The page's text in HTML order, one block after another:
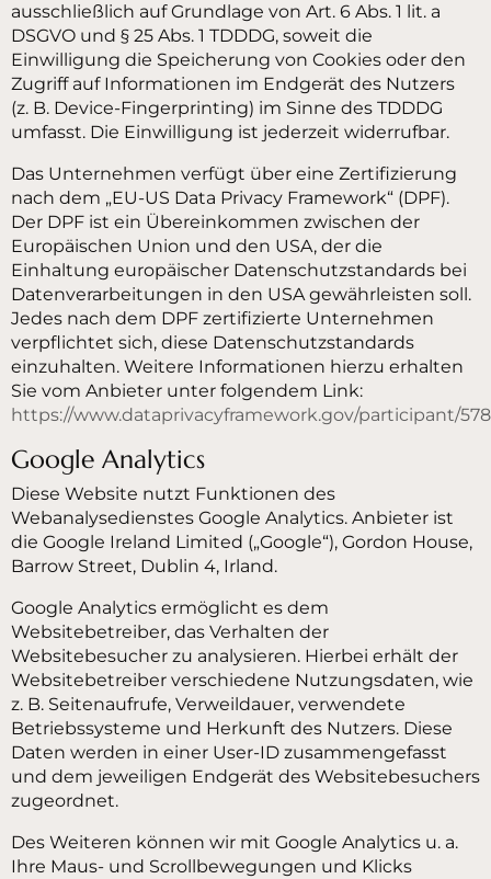
ausschließlich auf Grundlage von Art. 6 Abs. 1 lit. a
DSGVO und § 25 Abs. 1 TDDDG, soweit die
Einwilligung die Speicherung von Cookies oder den
Zugriff auf Informationen im Endgerät des Nutzers
(z. B. Device-Fingerprinting) im Sinne des TDDDG
umfasst. Die Einwilligung ist jederzeit widerrufbar.
Das Unternehmen verfügt über eine Zertifizierung
nach dem „EU-US Data Privacy Framework“ (DPF).
Der DPF ist ein Übereinkommen zwischen der
Europäischen Union und den USA, der die
Einhaltung europäischer Datenschutzstandards bei
Datenverarbeitungen in den USA gewährleisten soll.
Jedes nach dem DPF zertifizierte Unternehmen
verpflichtet sich, diese Datenschutzstandards
einzuhalten. Weitere Informationen hierzu erhalten
Sie vom Anbieter unter folgendem Link:
https://www.dataprivacyframework.gov/participant/
Google Analytics
Diese Website nutzt Funktionen des
Webanalysedienstes Google Analytics. Anbieter ist
die Google Ireland Limited („Google“), Gordon House,
Barrow Street, Dublin 4, Irland.
Google Analytics ermöglicht es dem
Websitebetreiber, das Verhalten der
Websitebesucher zu analysieren. Hierbei erhält der
Websitebetreiber verschiedene Nutzungsdaten, wie
z. B. Seitenaufrufe, Verweildauer, verwendete
Betriebssysteme und Herkunft des Nutzers. Diese
Daten werden in einer User-ID zusammengefasst
und dem jeweiligen Endgerät des Websitebesuchers
zugeordnet.
Des Weiteren können wir mit Google Analytics u. a.
Ihre Maus- und Scrollbewegungen und Klicks